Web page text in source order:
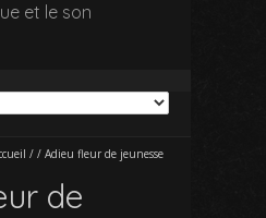
et le son
/ / Adieu fleur de jeunesse
de